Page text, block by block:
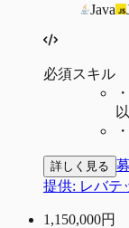
Java
必須スキル
・
・
詳しく見る
提供: レバテ
1,150,000円